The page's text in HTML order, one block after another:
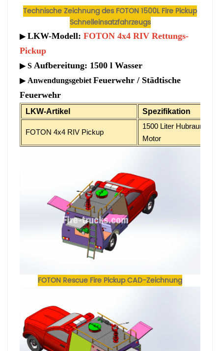
Technische Zeichnung des FOTON 1500L Fire Pickup
Schnelleinsatzfahrzeugs
▶LKW-Modell: FOTON 4x4 RIV Rettungs-
Pickup
▶S Aufbereitung: 1500 l Wasser
▶ Anwendungsgebiet Feuerwehr / Städtische
Feuerwehr
LKW-Artikel Spezifikation
FOTON 4x4 RIV Pickup
1500 Liter Hubraum,
Motor
FOTON Rescue Fire Pickup CAD-Zeichnung